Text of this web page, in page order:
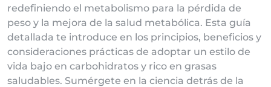
redefiniendo el metabolismo para la pérdida de
peso y la mejora de la salud metabólica. Esta guía
detallada te introduce en los principios, beneficios y
consideraciones prácticas de adoptar un estilo de
vida bajo en carbohidratos y rico en grasas
saludables. Sumérgete en la ciencia detrás de la